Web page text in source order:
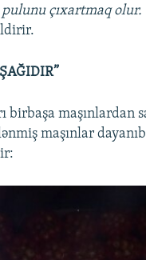
çıxartmaq
birbaşa maşınlardan
maşınlar